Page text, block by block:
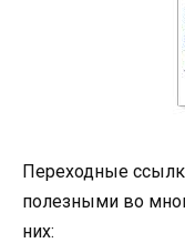
Переходные
полезными во
них: